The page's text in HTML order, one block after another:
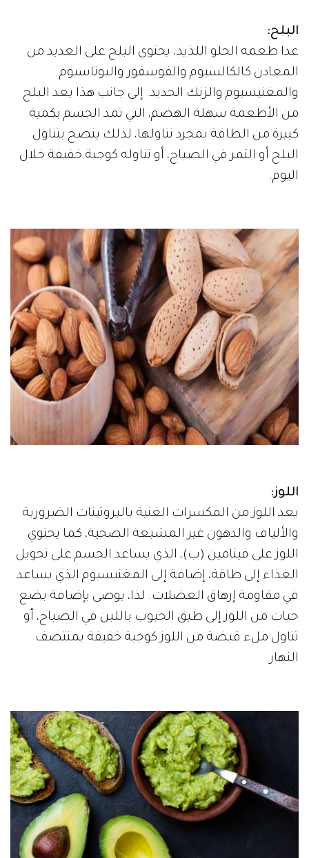
البلح:
عدا طعمه الحلو اللذيذ، يحتوي البلح على العديد من
المعادن كالكالسيوم والفوسفور والبوتاسيوم
والمغنيسيوم والزنك الحديد. إلى جانب هذا يعد البلح
من الأطعمة سهلة الهضم، التي تمد الجسم بكمية
كبيرة من الطاقة بمجرد تناولها، لذلك ينصح بتناول
البلح أو التمر في الصباح، أو تناوله كوجبة خفيفة خلال
اليوم.
اللوز:
يعد اللوز من المكسرات الغنية بالبروتينات الضرورية
والألياف والدهون غير المشبعة الصحية، كما يحتوي
اللوز على فيتامين (ب)، الذي يساعد الجسم على تحويل
الغذاء إلى طاقة، إضافة إلى المغنيسيوم الذي يساعد
في مقاومة إرهاق العضلات. لذا، يوصى بإضافة بضع
حبات من اللوز إلى طبق الحبوب باللبن في الصباح، أو
تناول ملء قبضة من اللوز كوجبة خفيفة بمنتصف
النهار.